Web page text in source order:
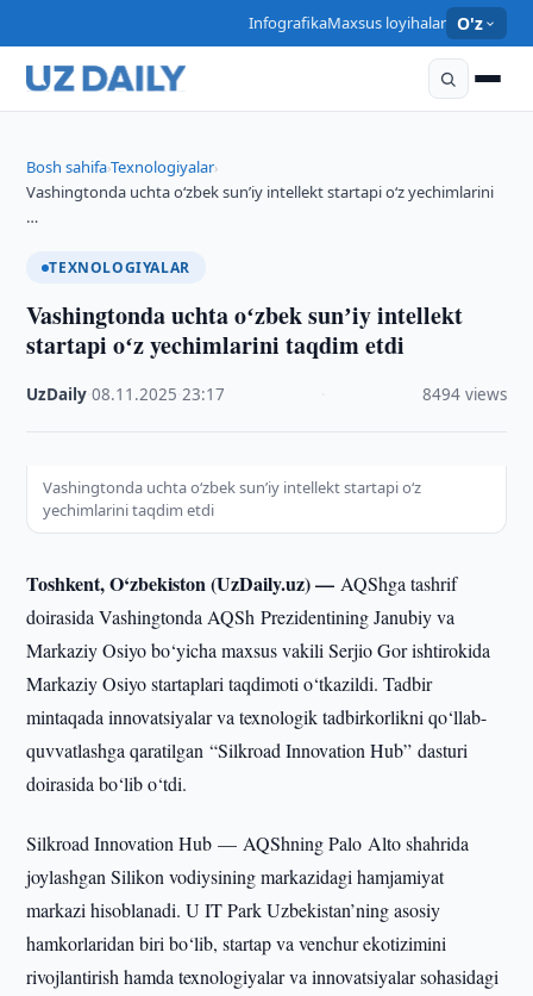
InfografikaMaxsus loyihalar O'z
Bosh sahifa›Texnologiyalar›
Vashingtonda uchta oʻzbek sunʼiy intellekt startapi oʻz yechimlarini
…
TEXNOLOGIYALAR
Vashingtonda uchta oʻzbek sunʼiy intellekt
startapi oʻz yechimlarini taqdim etdi
UzDaily ·08.11.2025 ·23:17 8494 views
Vashingtonda uchta oʻzbek sunʼiy intellekt startapi oʻz
yechimlarini taqdim etdi
Toshkent, O‘zbekiston (UzDaily.uz) —AQShga tashrif
doirasida Vashingtonda AQSh Prezidentining Janubiy va
Markaziy Osiyo bo‘yicha maxsus vakili Serjio Gor ishtirokida
Markaziy Osiyo startaplari taqdimoti o‘tkazildi. Tadbir
mintaqada innovatsiyalar va texnologik tadbirkorlikni qo‘llab-
quvvatlashga qaratilgan “Silkroad Innovation Hub” dasturi
doirasida bo‘lib o‘tdi.
Silkroad Innovation Hub — AQShning Palo Alto shahrida
joylashgan Silikon vodiysining markazidagi hamjamiyat
markazi hisoblanadi. U IT Park Uzbekistan’ning asosiy
hamkorlaridan biri bo‘lib, startap va venchur ekotizimini
rivojlantirish hamda texnologiyalar va innovatsiyalar sohasidagi